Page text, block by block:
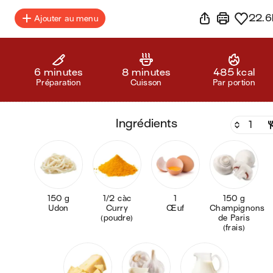
Ajouter au menu
6 minutes
Préparation
8 minutes
Cuisson
485 kcal
Par portion
ingrédients
150 g
Udon
1/2 càc
Curry
(poudre)
1
Œuf
150 g
Champignons
de Paris
(frais)